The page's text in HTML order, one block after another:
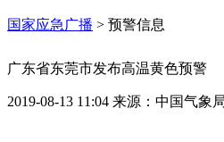
国家应急广播 > 预警信息
广东省东莞市发布高温黄色预警
2019-08-13 11:04 来源： 中国气象